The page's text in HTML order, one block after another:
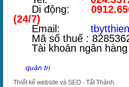
Di động:
(24/7)
Email:
Mã số thuế :
Tài khoản ngân hàng
quản trị
Thiết kế website và SEO - Tất Thành